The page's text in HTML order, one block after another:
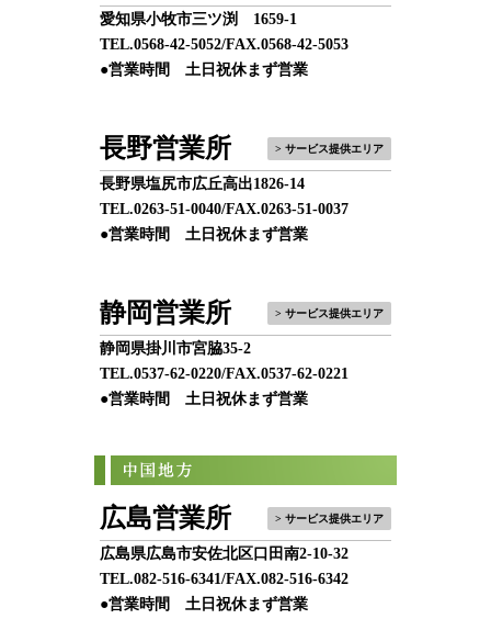
愛知県小牧市三ツ渕 1659-1
TEL.0568-42-5052/FAX.0568-42-5053
●営業時間 土日祝休まず営業
長野営業所 > サービス提供エリア
長野県塩尻市広丘高出1826-14
TEL.0263-51-0040/FAX.0263-51-0037
●営業時間 土日祝休まず営業
静岡営業所 > サービス提供エリア
静岡県掛川市宮脇35-2
TEL.0537-62-0220/FAX.0537-62-0221
●営業時間 土日祝休まず営業
広島営業所 > サービス提供エリア
広島県広島市安佐北区口田南2-10-32
TEL.082-516-6341/FAX.082-516-6342
●営業時間 土日祝休まず営業